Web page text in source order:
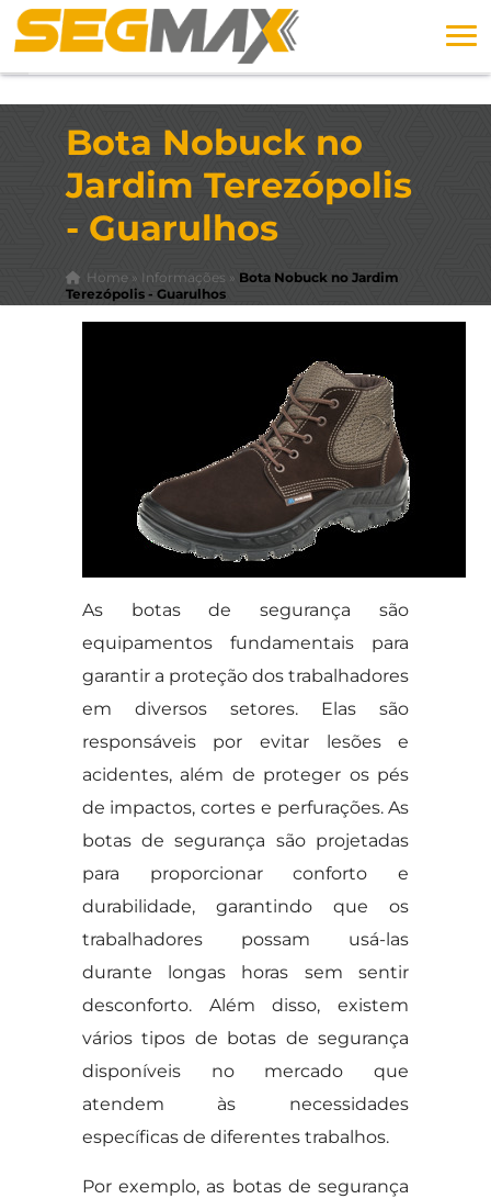
Bota Nobuck no
Jardim Terezópolis
- Guarulhos
Home» Informações » Bota Nobuck no Jardim
Terezópolis - Guarulhos
As botas de segurança são
equipamentos fundamentais para
garantir a proteção dos trabalhadores
em diversos setores. Elas são
responsáveis por evitar lesões e
acidentes, além de proteger os pés
de impactos, cortes e perfurações. As
botas de segurança são projetadas
para proporcionar conforto e
durabilidade, garantindo que os
trabalhadores possam usá-las
durante longas horas sem sentir
desconforto. Além disso, existem
vários tipos de botas de segurança
disponíveis no mercado que
atendem às necessidades
específicas de diferentes trabalhos.
Por exemplo, as botas de segurança